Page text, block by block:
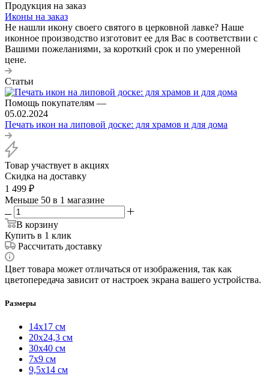
Продукция на заказ
Иконы на заказ
Не нашли икону своего святого в церковной лавке? Наше
иконное производство изготовит ее для Вас в соответствии с
Вашими пожеланиями, за короткий срок и по умеренной
цене.
Статьи
Помощь покупателям —
05.02.2024
Печать икон на липовой доске: для храмов и для дома
Товар участвует в акциях
Скидка на доставку
1 499 ₽
Меньше 50 в 1 магазине
В корзину
Купить в 1 клик
Рассчитать доставку
Цвет товара может отличаться от изображения, так как
цветопередача зависит от настроек экрана вашего устройства.
Размеры
14х17 см
20х24,3 см
30х40 см
7х9 см
9,5х14 см